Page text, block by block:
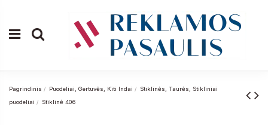
Pagrindinis Puodeliai, Gertuvės, Kiti Indai
Stiklinės, Taurės, Stikliniai
puodeliai
Stiklinė 406